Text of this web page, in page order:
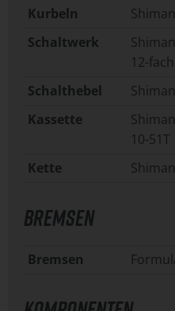
Kurbeln
Schaltwerk
12-fach
Schalthebel
Kassette
10-51T
Kette
BREMSEN
Bremsen